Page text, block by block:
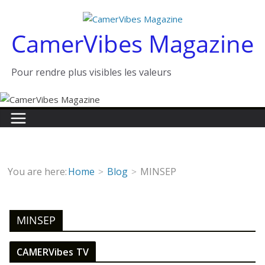
contenuCamerVibes Magazine
Pour rendre plus visibles les valeurs
You are here:Home Blog MINSEP
MINSEP
CAMERVibes TV